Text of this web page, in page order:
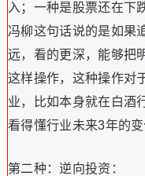
入；一种是股票还在下
冯柳这句话说的是如果
远，看的更深，能够把
这样操作，这种操作对
业，比如本身就在白酒
看得懂行业未来3年的变
第二种：逆向投资：